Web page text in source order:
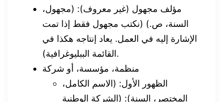
مؤلف مجهول (غير معروف): (مجهول،
السنة، ص.) (نكتب مجهول فقط إذا تمت
الإشارة إليه في العمل. يعاد إنتاجه هكذا في
القائمة الببليوغرافية).
منظمة، مؤسسة، أو شركة
الظهور الأول: (الاسم الكامل،
المختصر، السنة): (الشركة الوطنية